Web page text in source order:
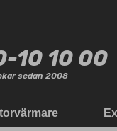
10 10 00
sedan 2008